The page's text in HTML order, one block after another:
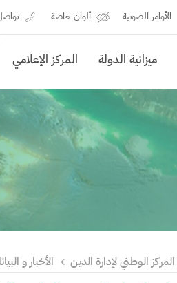
الأوامر الصوتية ألوان خاصة
ميزانية الدولة المركز الإعلامي
المركز الوطني لإدارة الدين الأخبار و